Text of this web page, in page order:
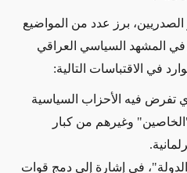
برز عدد من المواضيع
في المشهد السياسي العراقي
في الاقتباسات التالية:
تفرض فيه الأحزاب السياسية
"الخاصين" وغيرهم من كبار
في إشارة إلى دمج قوات